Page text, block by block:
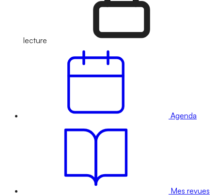
lecture
Agenda
Mes revues